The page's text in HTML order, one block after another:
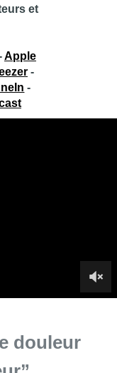
et
Apple
-
-
douleur quelque